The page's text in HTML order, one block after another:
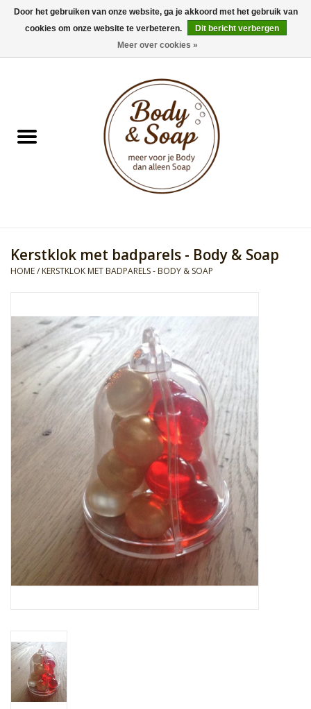
0 Artikelen - €0,00
Doucheproducten
Kids Collection
Sale
Skin Collection
Reviews
Women's Collection
Blogs
Kerstklok met badparels - Body & Soap
HOME/ KERSTKLOK MET BADPARELS - BODY & SOAP
Door het gebruiken van onze website, ga je akkoord met het gebruik van
cookies om onze website te verbeteren.
Dit bericht verbergen
Meer over cookies »